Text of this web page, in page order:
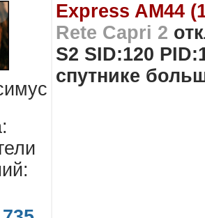
Express AM44
Rete Capri 2
S2 SID:120
спутнике